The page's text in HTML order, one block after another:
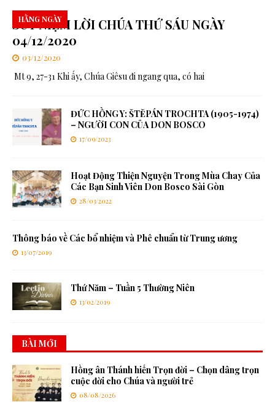
SUY NIỆM LỜI CHÚA THỨ SÁU NGÀY
04/12/2020
HẰNG NGÀY
03/12/2020
Mt 9, 27-31 Khi ấy, Chúa Giêsu đi ngang qua, có hai
ĐỨC HỒNG Y: ŠTĚPÁN TROCHTA (1905-1974)
– NGƯỜI CON CỦA DON BOSCO
17/09/2023
Hoạt Động Thiện Nguyện Trong Mùa Chay Của
Các Bạn Sinh Viên Don Bosco Sài Gòn
28/03/2022
Thông báo về Các bổ nhiệm và Phê chuẩn từ Trung ương
13/07/2019
Thứ Năm – Tuần 5 Thường Niên
13/02/2019
BÀI MỚI
Hồng ân Thánh hiến Trọn đời – Chọn dâng trọn
cuộc đời cho Chúa và người trẻ
08/08/2026